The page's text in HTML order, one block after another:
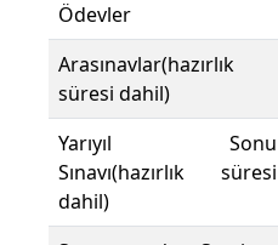
Ödevler
Arasınavlar(hazırlık
süresi dahil)
Yarıyıl Sonu
Sınavı(hazırlık süresi
dahil)